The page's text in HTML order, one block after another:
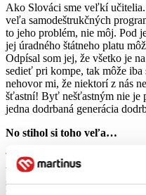
Ako Slováci sme veľkí
veľa samodeštrukčných
to jeho problém, nie môj. Pod
jej úradného štátneho platu
Odpísal som jej, že všetko je
sedieť pri kompe, tak môže
nehovor mi, že niektorí z nás
šťastní! Byť nešťastným nie je
jedna dodrbaná generácia
No stihol si toho veľa…
To ešte nekončí. Nakoniec sa
vysníval, keď som sa minulé
si uvedomil, čo všetko pre